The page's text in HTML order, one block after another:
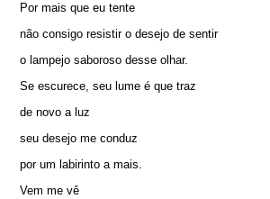
Por mais que eu tente
não consigo resistir o desejo de sentir
o lampejo saboroso desse olhar.
Se escurece, seu lume é que traz
de novo a luz
seu desejo me conduz
por um labirinto a mais.
Vem me vê